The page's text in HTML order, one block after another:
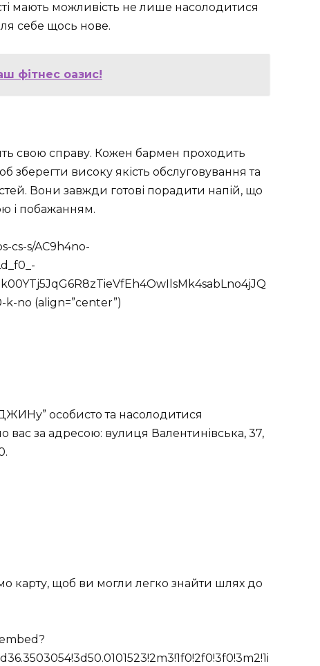
мають можливість не лише насолодитися
себе щось нове.
фітнес оазис!
свою справу. Кожен бармен проходить
зберегти високу якість обслуговування та
Вони завжди готові порадити напій, що
і побажанням.
cs-s/AC9h4no-
no (align=”center”)
особисто та насолодитися
за адресою: вулиця Валентинівська, 37,
карту, щоб ви могли легко знайти шлях до